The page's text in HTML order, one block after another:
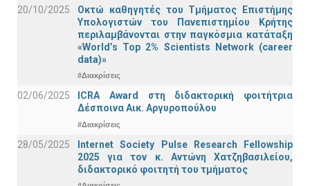
20/10/2025
Οκτώ καθηγητές του Τμήματος Επιστήμης
Υπολογιστών του Πανεπιστημίου Κρήτης
περιλαμβάνονται στην παγκόσμια κατάταξη
«World’s Top 2% Scientists Network (career
data)»
#Διακρίσεις
02/06/2025
ICRA Award στη διδακτορική φοιτήτρια
Δέσποινα Αικ. Αργυροπούλου
#Διακρίσεις
28/05/2025
Internet Society Pulse Research Fellowship
2025 για τον κ. Αντώνη Χατζηβασιλείου,
διδακτορικό φοιτητή του τμήματος